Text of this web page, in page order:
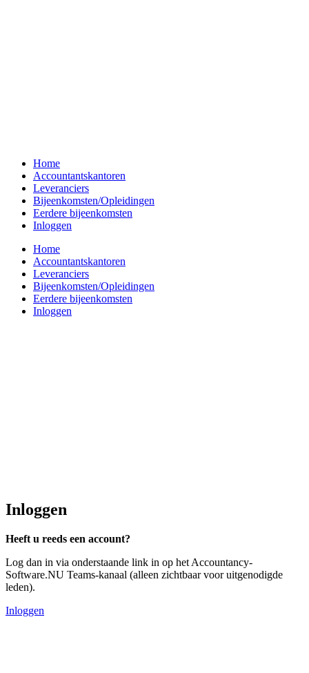
Home
Accountantskantoren
Leveranciers
Bijeenkomsten/Opleidingen
Eerdere bijeenkomsten
Inloggen
Home
Accountantskantoren
Leveranciers
Bijeenkomsten/Opleidingen
Eerdere bijeenkomsten
Inloggen
Inloggen
Heeft u reeds een account?
Log dan in via onderstaande link in op het Accountancy-
Software.NU Teams-kanaal (alleen zichtbaar voor uitgenodigde
leden).
Inloggen